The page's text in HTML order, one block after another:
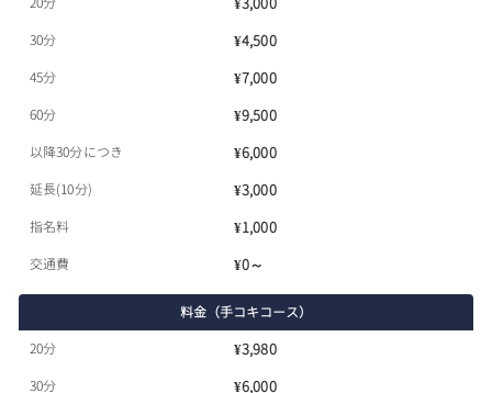
30分 ¥4,500
45分 ¥7,000
60分 ¥9,500
以降30分につき ¥6,000
延長(10分) ¥3,000
指名料 ¥1,000
交通費 ¥0～
料金（手コキコース）
20分
¥3,980
30分 ¥6,000